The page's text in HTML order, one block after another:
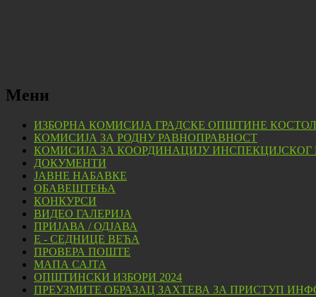
Мени
ИЗБОРНА КОМИСИЈА ГРАДСКЕ ОПШТИНЕ
КОМИСИЈА ЗА РОДНУ РАВНОПРАВНОСТ
КОМИСИЈА ЗА КООРДИНАЦИЈУ ИНСПЕКЦИЈСКОГ
ДОКУМЕНТИ
ЈАВНЕ НАБАВКЕ
ОБАВЕШТЕЊА
КОНКУРСИ
ВИДЕО ГАЛЕРИЈА
ПРИЈАВА / ОДЈАВА
Е - СЕДНИЦЕ ВЕЋА
ПРОВЕРА ПОШТЕ
МАПА САЈТА
ОПШТИНСКИ ИЗБОРИ 2024
ПРЕУЗМИТЕ ОБРАЗАЦ ЗАХТЕВА ЗА ПРИСТУП